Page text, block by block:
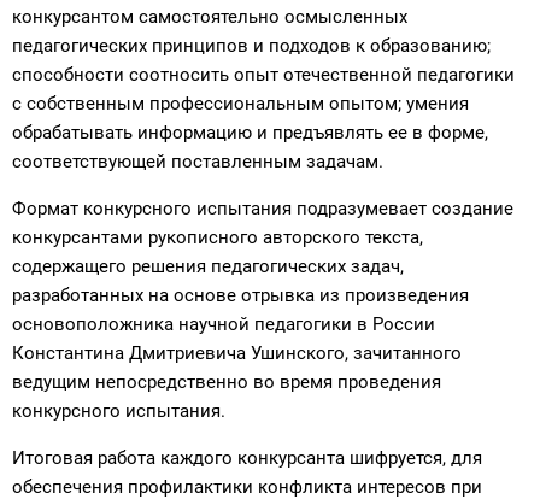
конкурсантом самостоятельно осмысленных
педагогических принципов и подходов к образованию;
способности соотносить опыт отечественной педагогики
с собственным профессиональным опытом; умения
обрабатывать информацию и предъявлять ее в форме,
соответствующей поставленным задачам.
Формат конкурсного испытания подразумевает создание
конкурсантами рукописного авторского текста,
содержащего решения педагогических задач,
разработанных на основе отрывка из произведения
основоположника научной педагогики в России
Константина Дмитриевича Ушинского, зачитанного
ведущим непосредственно во время проведения
конкурсного испытания.
Итоговая работа каждого конкурсанта шифруется, для
обеспечения профилактики конфликта интересов при